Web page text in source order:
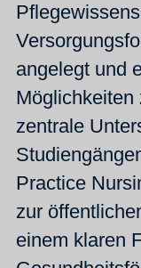
angelegt und
Möglichkeiten
zentrale
Practice
zur
einem klaren